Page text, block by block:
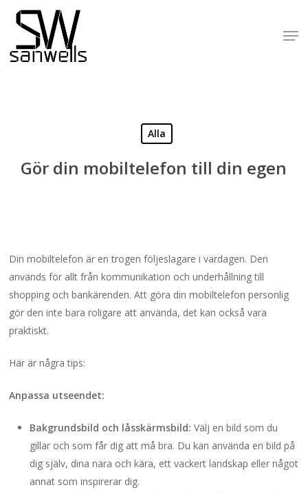
main
content
Alla
Gör din mobiltelefon till din egen
Din mobiltelefon är en trogen följeslagare i vardagen. Den
används för allt från kommunikation och underhållning till
shopping och bankärenden. Att göra din mobiltelefon personlig
gör den inte bara roligare att använda, det kan också vara
praktiskt.
Här är några tips:
Anpassa utseendet:
Bakgrundsbild och låsskärmsbild: Välj en bild som du
gillar och som får dig att må bra. Du kan använda en bild på
dig själv, dina nära och kära, ett vackert landskap eller något
annat som inspirerar dig.
Close